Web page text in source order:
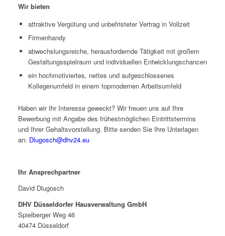
Wir bieten
attraktive Vergütung und unbefristeter Vertrag in Vollzeit
Firmenhandy
abwechslungsreiche, herausfordernde Tätigkeit mit großem
Gestaltungsspielraum und individuellen Entwicklungschancen
ein hochmotiviertes, nettes und aufgeschlossenes
Kollegenumfeld in einem topmodernen Arbeitsumfeld
Haben wir Ihr Interesse geweckt? Wir freuen uns auf Ihre
Bewerbung mit Angabe des frühestmöglichen Eintrittstermins
und Ihrer Gehaltsvorstellung. Bitte senden Sie Ihre Unterlagen
an: Dlugosch@dhv24.eu
Ihr Ansprechpartner
David Dlugosch
DHV Düsseldorfer Hausverwaltung GmbH
Spielberger Weg 46
40474 Düsseldorf